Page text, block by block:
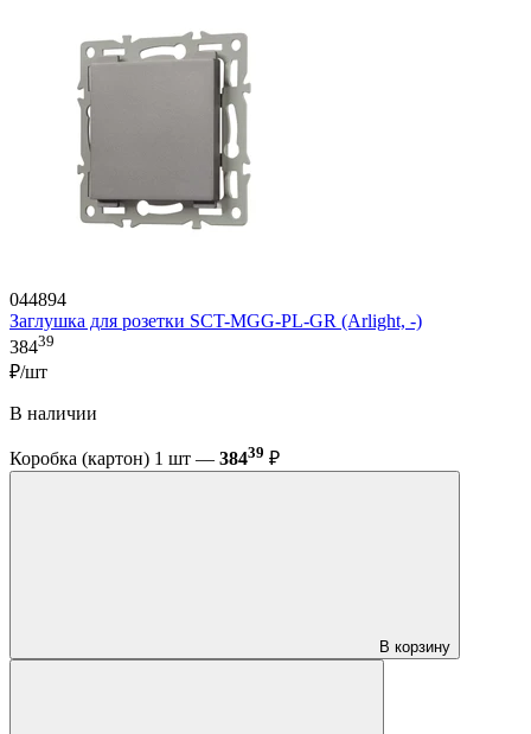
044894
Заглушка для розетки SCT-MGG-PL-GR (Arlight, -)
38439
₽/шт
В наличии
Коробка (картон) 1 шт — 38439 ₽
В корзину